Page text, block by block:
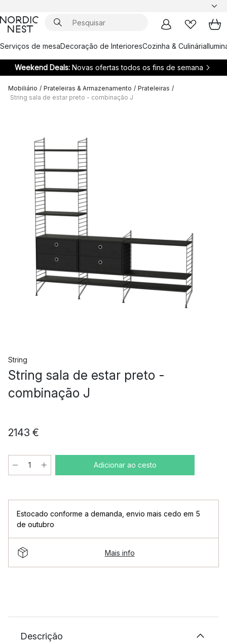
Serviços de mesaDecoração de InterioresCozinha & Culinária
Weekend Deals: Novas ofertas todos os fins de semana
Mobiliário / Prateleiras & Armazenamento / Prateleiras /
String sala de estar preto - combinação J
String
String sala de estar preto -
combinação J
2143 €
Adicionar ao cesto
Estocado conforme a demanda envio mais cedo em 5
de outubro
Mais info
Descrição